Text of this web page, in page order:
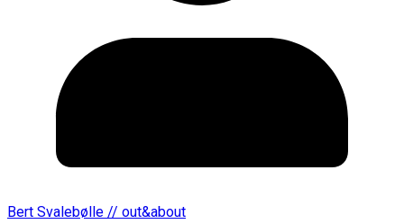
Bert Svalebølle // out&about